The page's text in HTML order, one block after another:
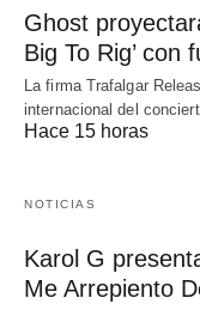
Ghost
Big To Rig’ con
La firma Trafalgar
internacional del
Hace 15 horas
NOTICIAS
Karol G
Me Arrepiento